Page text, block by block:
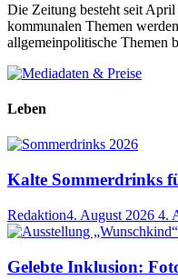
Die Zeitung besteht seit
kommunalen Themen
allgemeinpolitische Themen
Leben
Kalte Sommerdrinks
Redaktion4. August 2026 4.
Gelebte Inklusion: